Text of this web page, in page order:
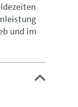
und im